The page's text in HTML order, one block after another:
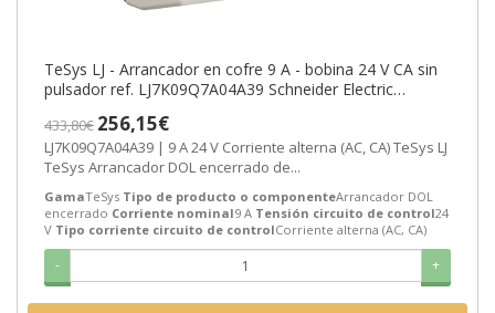
TeSys LJ - Arrancador en cofre 9 A - bobina 24 V CA sin
pulsador ref. LJ7K09Q7A04A39 Schneider Electric
433,80€ 256,15€
LJ7K09Q7A04A39 | 9 A 24 V Corriente alterna (AC, CA) TeSys LJ
TeSys Arrancador DOL encerrado de...
GamaTeSys Tipo de producto o componenteArrancador DOL
encerrado Corriente nominal9 A Tensión circuito de control24
V Tipo corriente circuito de controlCorriente alterna (AC, CA)
- +